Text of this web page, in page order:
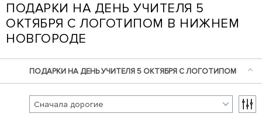
ПОДАРКИ НА ДЕНЬ УЧИТЕЛЯ 5
ОКТЯБРЯ С ЛОГОТИПОМ В НИЖНЕМ
НОВГОРОДЕ
ПОДАРКИ НА ДЕНЬ УЧИТЕЛЯ 5 ОКТЯБРЯ С ЛОГОТИПОМ